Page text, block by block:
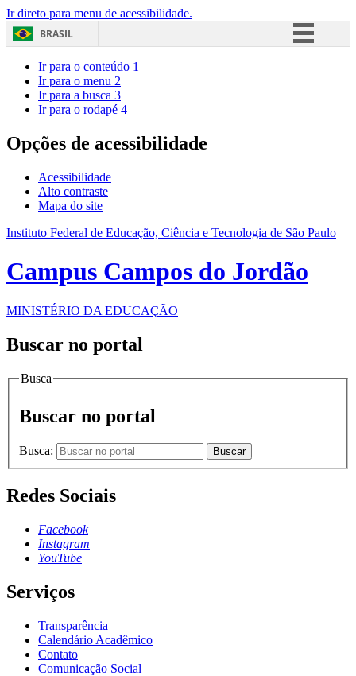
Ir direto para menu de acessibilidade.
BRASIL
Acesso à informação
Ir para o conteúdo 1
Ir para o menu 2
Ir para a busca 3
Ir para o rodapé 4
Opções de acessibilidade
Acessibilidade
Alto contraste
Mapa do site
Instituto Federal de Educação, Ciência e Tecnologia de São Paulo
Campus Campos do Jordão
MINISTÉRIO DA EDUCAÇÃO
Buscar no portal
Busca
Buscar no portal
Busca: Buscar
Redes Sociais
Facebook
Instagram
YouTube
Serviços
Transparência
Calendário Acadêmico
Contato
Comunicação Social